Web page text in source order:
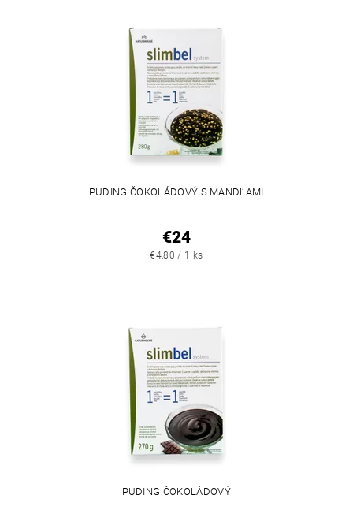
PUDING ČOKOLÁDOVÝ S MANDĽAMI
€24
€4,80 / 1 ks
PUDING ČOKOLÁDOVÝ